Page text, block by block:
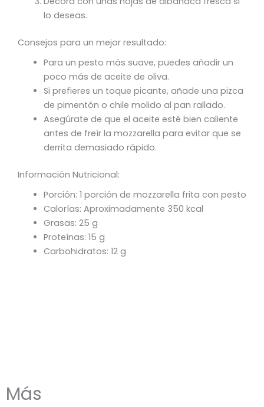
lo deseas.
Consejos para un mejor resultado:
Para un pesto más suave, puedes añadir un
poco más de aceite de oliva.
Si prefieres un toque picante, añade una pizca
de pimentón o chile molido al pan rallado.
Asegúrate de que el aceite esté bien caliente
antes de freír la mozzarella para evitar que se
derrita demasiado rápido.
Información Nutricional:
Porción: 1 porción de mozzarella frita con pesto
Calorías: Aproximadamente 350 kcal
Grasas: 25 g
Proteínas: 15 g
Carbohidratos: 12 g
Más